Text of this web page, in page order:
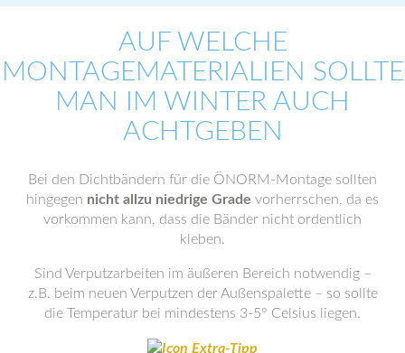
AUF WELCHE
MONTAGEMATERIALIEN SOLLTE
MAN IM WINTER AUCH
ACHTGEBEN
Bei den Dichtbändern für die ÖNORM-Montage sollten
hingegen nicht allzu niedrige Grade vorherrschen, da es
vorkommen kann, dass die Bänder nicht ordentlich
kleben.
Sind Verputzarbeiten im äußeren Bereich notwendig –
z.B. beim neuen Verputzen der Außenspalette – so sollte
die Temperatur bei mindestens 3-5° Celsius liegen.